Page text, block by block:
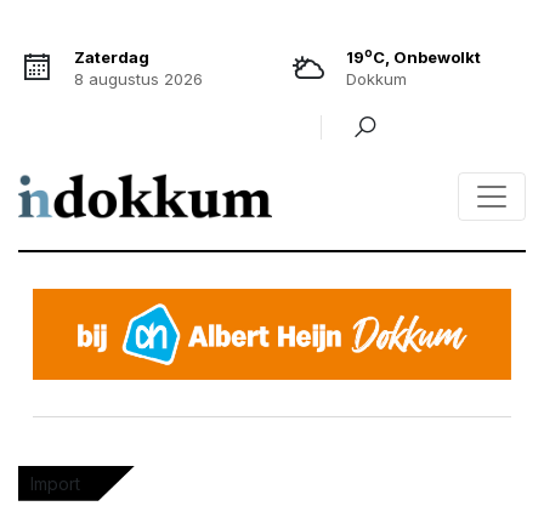
Zaterdag
8 augustus 2026
19oC, Onbewolkt
Dokkum
Import